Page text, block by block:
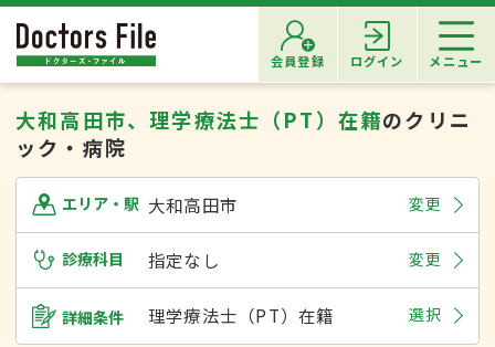
会員登録 ログイン メニュー
大和高田市、理学療法士（PT）在籍のクリニ
ック・病院
エリア・駅 大和高田市 変更
診療科目 指定なし 変更
詳細条件 理学療法士（PT）在籍 選択